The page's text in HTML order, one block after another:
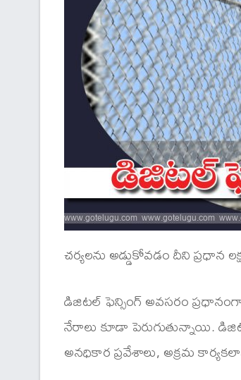
చర్యలను అడ్డుకోవడం దీని
డిజిటల్ ఫెన్సింగ్ అవసరం
నేరాలు కూడా పెరుగుతున్నాయి.
అనధికార ప్రవేశాలు, అక్రమ